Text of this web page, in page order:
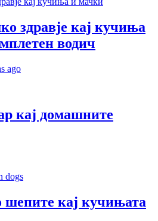
здравје кај кучиња
водич
ago
кај домашните
шепите кај кучињата